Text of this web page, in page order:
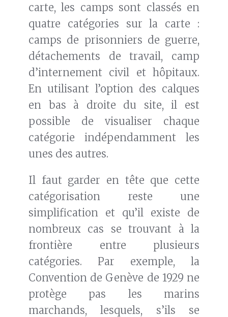
carte, les camps sont classés en
quatre catégories sur la carte :
camps de prisonniers de guerre,
détachements de travail, camp
d’internement civil et hôpitaux.
En utilisant l’option des calques
en bas à droite du site, il est
possible de visualiser chaque
catégorie indépendamment les
unes des autres.
Il faut garder en tête que cette
catégorisation reste une
simplification et qu’il existe de
nombreux cas se trouvant à la
frontière entre plusieurs
catégories. Par exemple, la
Convention de Genève de 1929 ne
protège pas les marins
marchands, lesquels, s’ils se